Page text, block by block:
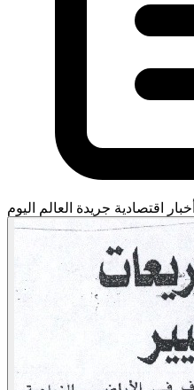
جريدة العالم اليوم أخبار اقتصادية